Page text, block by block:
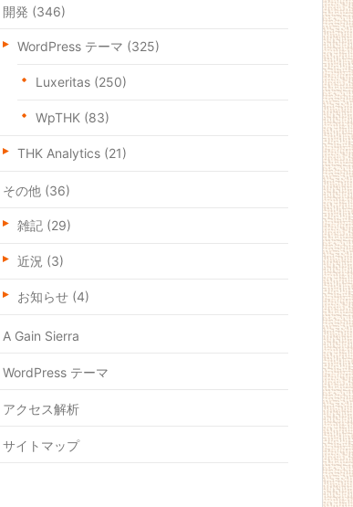
開発 (346)
WordPress テーマ (325)
Luxeritas (250)
WpTHK (83)
THK Analytics (21)
その他 (36)
雑記 (29)
近況 (3)
お知らせ (4)
A Gain Sierra
WordPress テーマ
アクセス解析
サイトマップ